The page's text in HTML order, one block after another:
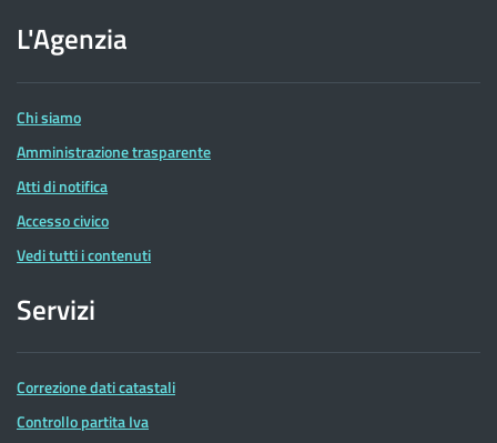
dell'Agenzia
delle
Entrate
L'Agenzia
Chi siamo
Amministrazione trasparente
Atti di notifica
Accesso civico
Vedi tutti i contenuti
Servizi
Correzione dati catastali
Controllo partita Iva